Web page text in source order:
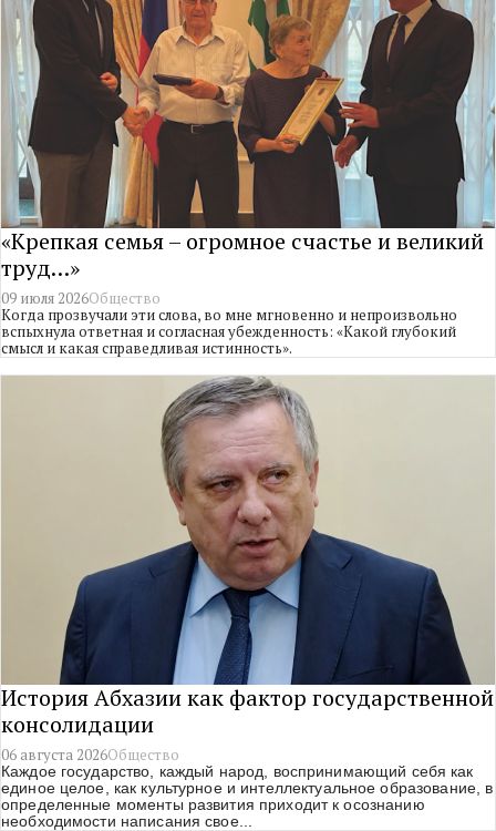
«Крепкая семья – огромное счастье и великий
труд…»
09 июля 2026Общество
Когда прозвучали эти слова, во мне мгновенно и непроизвольно
вспыхнула ответная и согласная убежденность: «Какой глубокий
смысл и какая справедливая истинность».
История Абхазии как фактор государственной
консолидации
06 августа 2026Общество
Каждое государство,
каждый народ, воспринимающий себя как
единое целое, как культурное и интеллектуальное образование, в
определенные моменты развития приходит к осознанию
необходимости написания свое...